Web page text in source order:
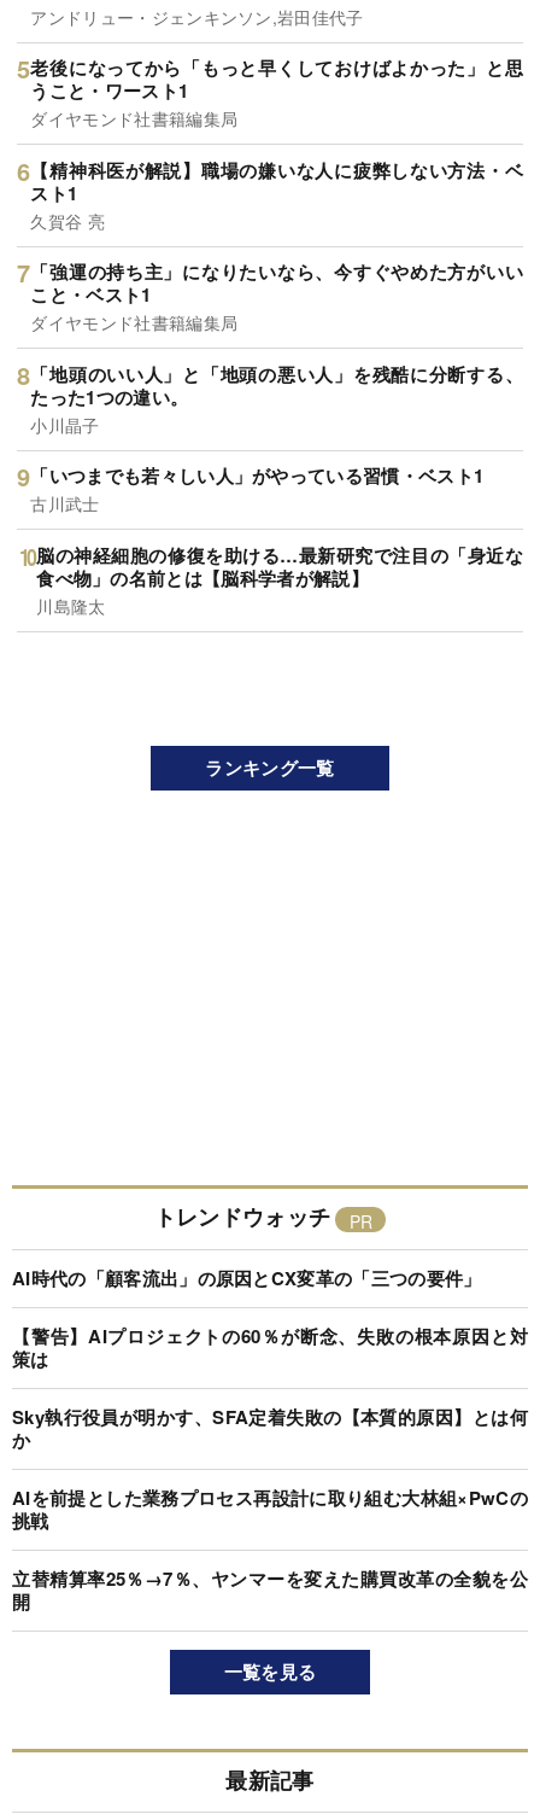
アンドリュー・ジェンキンソン,岩田佳代子
老後になってから「もっと早くしておけばよかった」と思
うこと・ワースト1
ダイヤモンド社書籍編集局
【精神科医が解説】職場の嫌いな人に疲弊しない方法・ベ
スト1
久賀谷 亮
「強運の持ち主」になりたいなら、今すぐやめた方がいい
こと・ベスト1
ダイヤモンド社書籍編集局
「地頭のいい人」と「地頭の悪い人」を残酷に分断する、
たった1つの違い。
小川晶子
「いつまでも若々しい人」がやっている習慣・ベスト1
古川武士
脳の神経細胞の修復を助ける…最新研究で注目の「身近な
食べ物」の名前とは【脳科学者が解説】
川島隆太
ランキング一覧
トレンドウォッチ
AI時代の「顧客流出」の原因とCX変革の「三つの要件」
【警告】AIプロジェクトの60％が断念、失敗の根本原因と対
策は
Sky執行役員が明かす、SFA定着失敗の【本質的原因】とは何
か
AIを前提とした業務プロセス再設計に取り組む大林組×PwCの
挑戦
立替精算率25％→7％、ヤンマーを変えた購買改革の全貌を公
開
一覧を見る
最新記事